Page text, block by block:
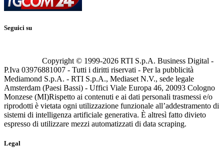
Seguici su
Copyright © 1999-2026 RTI S.p.A. Business Digital -
P.Iva 03976881007 - Tutti i diritti riservati - Per la pubblicità
Mediamond S.p.A. - RTI S.p.A., Mediaset N.V., sede legale
Amsterdam (Paesi Bassi) - Uffici Viale Europa 46, 20093 Cologno
Monzese (MI)Rispetto ai contenuti e ai dati personali trasmessi e/o
riprodotti è vietata ogni utilizzazione funzionale all’addestramento di
sistemi di intelligenza artificiale generativa. È altresì fatto divieto
espresso di utilizzare mezzi automatizzati di data scraping.
Legal